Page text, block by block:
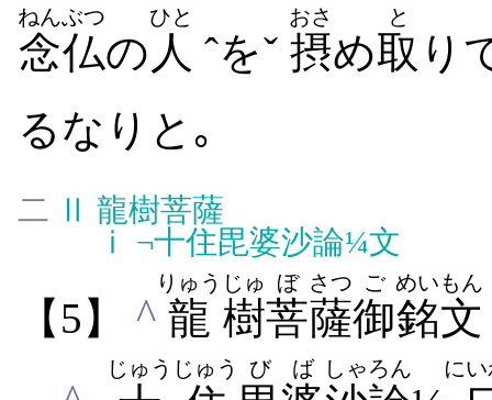
念仏
ねんぶつ
の 人
ひと
ˆをˇ 摂
おさ
め取
と
り
るなりと｡
二 Ⅱ 龍樹菩薩
ⅰ
¬十住毘婆沙論¼文
【5】 ^ 龍
りゅう
樹
じゅ
菩
ぼ
薩
さつ
御
ご
銘文
めいもん
じゅうじゅう びば しゃろん に